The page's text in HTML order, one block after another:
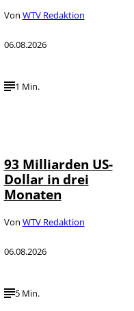
Von WTV Redaktion
06.08.2026
1 Min.
93 Milliarden US-
Dollar in drei
Monaten
Von WTV Redaktion
06.08.2026
5 Min.